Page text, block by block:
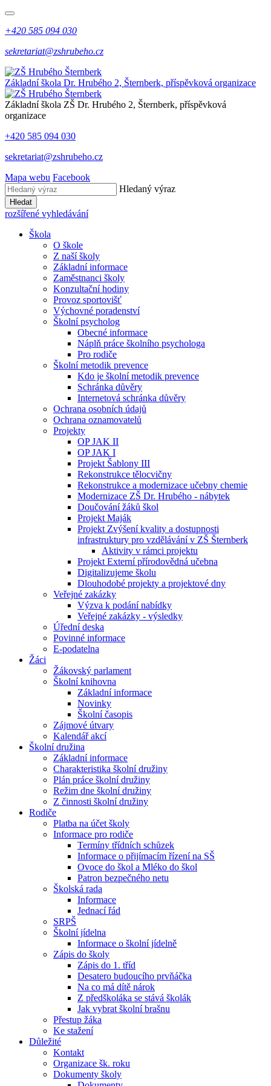
+420 585 094 030
sekretariat@zshrubeho.cz
Základní škola Dr. Hrubého 2, Šternberk, příspěvková organizace
Základní škola ZŠ Dr. Hrubého 2, Šternberk, příspěvková
organizace
+420 585 094 030
sekretariat@zshrubeho.cz
Mapa webu Facebook
Hledaný výraz
Hledat
rozšířené vyhledávání
Škola
O škole
Z naší školy
Základní informace
Zaměstnanci školy
Konzultační hodiny
Provoz sportovišť
Výchovné poradenství
Školní psycholog
Obecné informace
Náplň práce školního psychologa
Pro rodiče
Školní metodik prevence
Kdo je školní metodik prevence
Schránka důvěry
Internetová schránka důvěry
Ochrana osobních údajů
Ochrana oznamovatelů
Projekty
OP JAK II
OP JAK I
Projekt Šablony III
Rekonstrukce tělocvičny
Rekonstrukce a modernizace učebny chemie
Modernizace ZŠ Dr. Hrubého - nábytek
Doučování žáků škol
Projekt Maják
Projekt Zvýšení kvality a dostupnosti
infrastruktury pro vzdělávání v ZŠ Šternberk
Aktivity v rámci projektu
Projekt Externí přírodovědná učebna
Digitalizujeme školu
Dlouhodobé projekty a projektové dny
Veřejné zakázky
Výzva k podání nabídky
Veřejné zakázky - výsledky
Úřední deska
Povinné informace
E-podatelna
Žáci
Žákovský parlament
Školní knihovna
Základní informace
Novinky
Školní časopis
Zájmové útvary
Kalendář akcí
Školní družina
Základní informace
Charakteristika školní družiny
Plán práce školní družiny
Režim dne školní družiny
Z činnosti školní družiny
Rodiče
Platba na účet školy
Informace pro rodiče
Termíny třídních schůzek
Informace o přijímacím řízení na SŠ
Ovoce do škol a Mléko do škol
Patron bezpečného netu
Školská rada
Informace
Jednací řád
SRPŠ
Školní jídelna
Informace o školní jídelně
Zápis do školy
Zápis do 1. tříd
Desatero budoucího prvňáčka
Na co má dítě nárok
Z předškoláka se stává školák
Jak vybrat školní brašnu
Přestup žáka
Ke stažení
Důležité
Kontakt
Organizace šk. roku
Dokumenty školy